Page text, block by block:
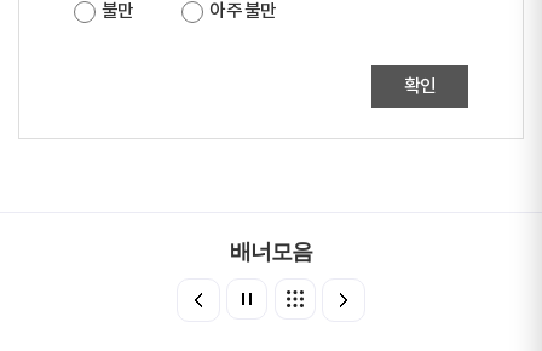
불만
아주 불만
확인
배너모음